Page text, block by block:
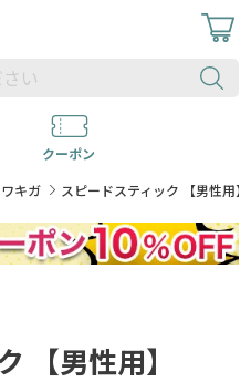
クーポン
ワキガ スピードスティック 【男性用】
【男性用】